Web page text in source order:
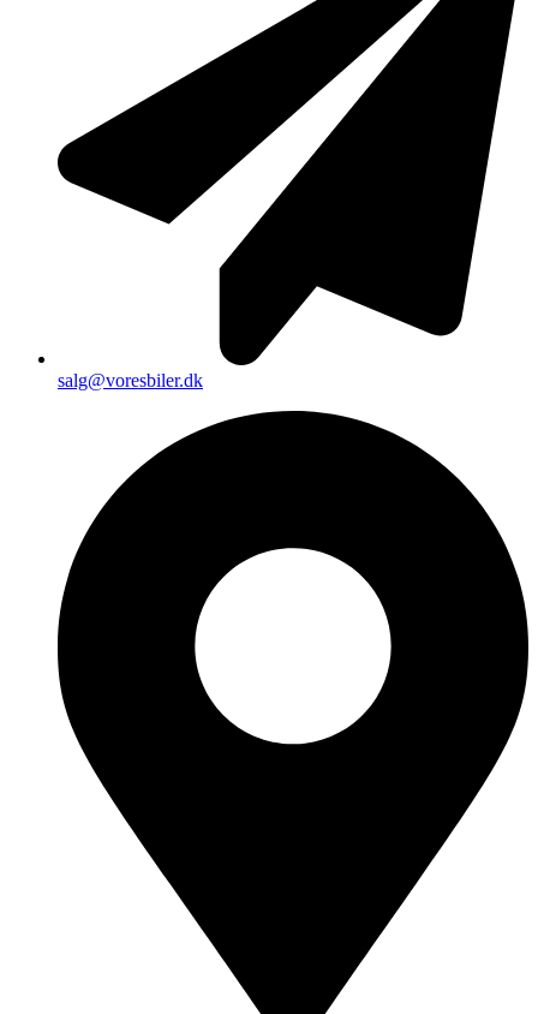
salg@voresbiler.dk